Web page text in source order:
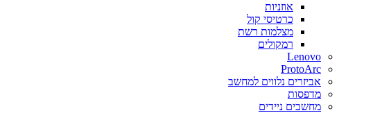
אוזניות
כרטיסי קול
מצלמות רשת
רמקולים
Lenovo
ProtoArc
אביזרים נלווים למחשב
מדפסות
מחשבים ניידים